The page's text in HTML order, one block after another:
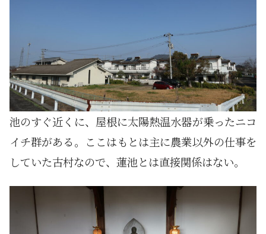
池のすぐ近くに、屋根に太陽熱温水器が乗ったニコ
イチ群がある。ここはもとは主に農業以外の仕事を
していた古村なので、蓮池とは直接関係はない。